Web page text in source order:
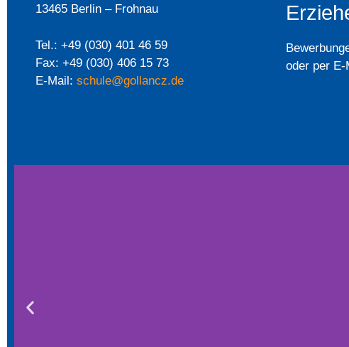
13465 Berlin – Frohnau
Tel.: +49 (030) 401 46 59
Fax: +49 (030) 406 15 73
E-Mail: schule@gollancz.de
oder per